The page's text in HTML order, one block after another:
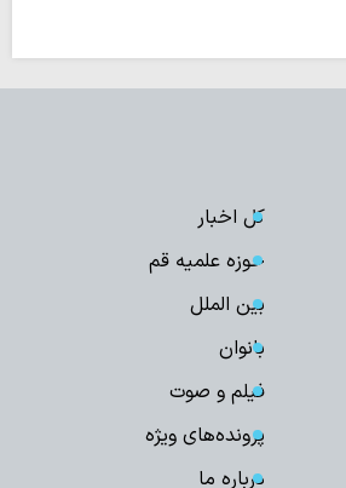
کل اخبار
حوزه علمیه قم
بین الملل
بانوان
فیلم و صوت
پرونده‌های ویژه
درباره ما